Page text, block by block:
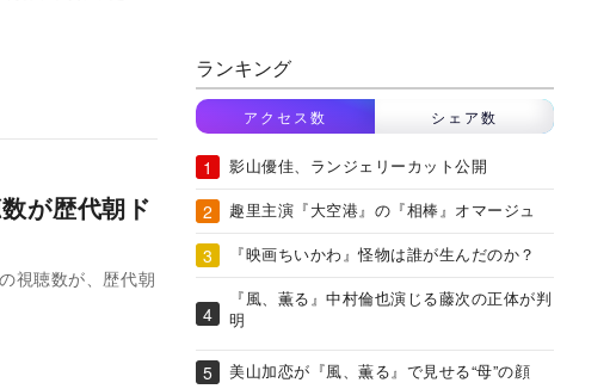
が歴代朝ド
視聴数が、歴代朝
ランキング
アクセス数 シェア数
影山優佳、ランジェリーカット公開
趣里主演『大空港』の『相棒』オマージュ
『映画ちいかわ』怪物は誰が生んだのか？
『風、薫る』中村倫也演じる藤次の正体が判
明
美山加恋が『風、薫る』で見せる“母”の顔